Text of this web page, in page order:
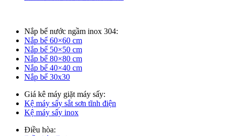
Nắp bể nước ngầm inox 304:
Nắp bể 60×60 cm
Nắp bể 50×50 cm
Nắp bể 80×80 cm
Nắp bể 40×40 cm
Nắp bể 30x30
Giá kê máy giặt máy sấy:
Kệ máy sấy sắt sơn tĩnh điện
Kệ máy sấy inox
Điều hòa: